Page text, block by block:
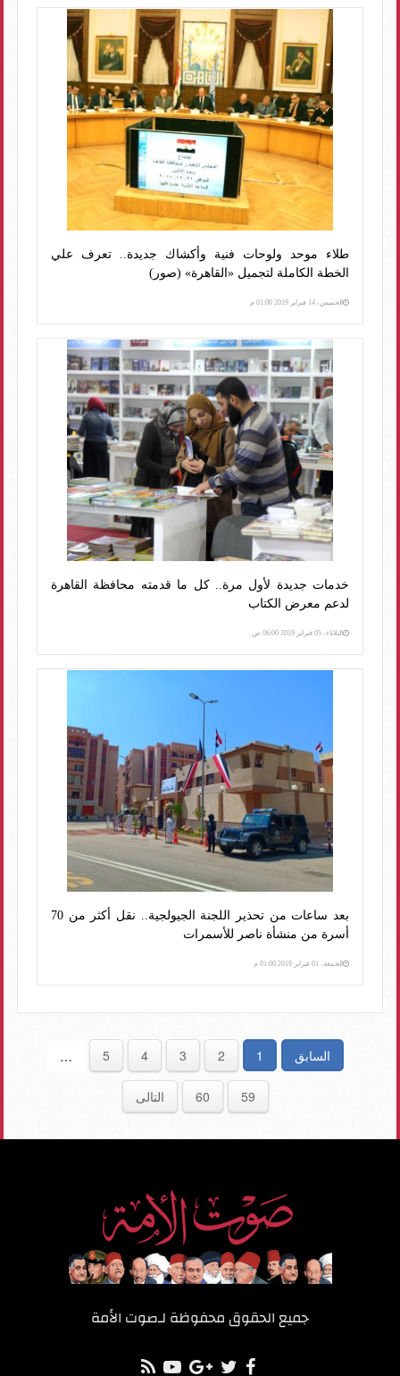
طلاء موحد ولوحات فنية وأكشاك جديدة.. تعرف علي
الخطة الكاملة لتجميل «القاهرة» (صور)
الخميس، 14 فبراير 2019 01:00 م
خدمات جديدة لأول مرة.. كل ما قدمته محافظة القاهرة
لدعم معرض الكتاب
الثلاثاء، 05 فبراير 2019 06:00 ص
بعد ساعات من تحذير اللجنة الجيولجية.. نقل أكثر من 70
أسرة من منشأة ناصر للأسمرات
الجمعة، 01 فبراير 2019 01:00 م
السابق 1
2
3
4
5
…
59
60 التالى
جميع الحقوق محفوظة لـصوت الأمة